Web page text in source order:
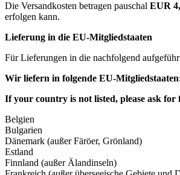
Die Versandkosten betragen pauschal EUR
erfolgen kann.
Lieferung in die EU-Mitgliedstaaten
Für Lieferungen in die nachfolgend
Wir liefern in folgende EU-
If your country is not listed, please ask
Belgien
Bulgarien
Dänemark (außer Färöer, Grönland)
Estland
Finnland (außer Älandinseln)